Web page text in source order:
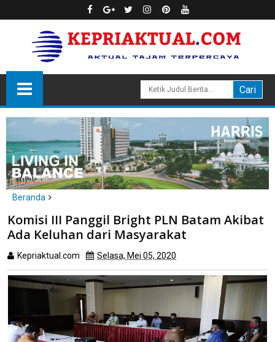
Beranda
Batam
Komisi III Panggil Bright PLN Batam Akibat Ada Keluhan dari
Komisi III Panggil Bright PLN Batam Akibat
Ada Keluhan dari Masyarakat
Kepriaktual.com Selasa, Mei 05, 2020